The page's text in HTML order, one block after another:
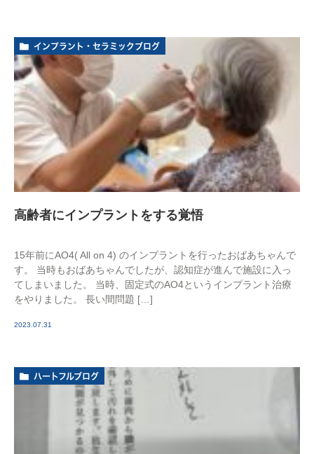
インプラント・セラミックブログ
高齢者にインプラントをする覚悟
15年前にAO4( All on 4) のインプラントを行ったおばあちゃんで
す。 当時もおばあちゃんでしたが、認知症が進んで施設に入っ
てしまいました。 当時、固定式のAO4というインプラント治療
をやりました。 長い間問題 […]
2023.07.31
ハートフルブログ